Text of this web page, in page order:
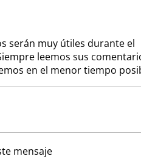
serán muy útiles durante el
leemos sus
en el menor tiempo
mensaje